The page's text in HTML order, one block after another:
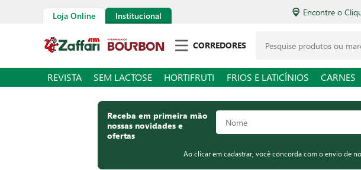
Loja Online Institucional Encontre o
CORREDORES
REVISTA SEM LACTOSE HORTIFRUTI FRIOS E LATICÍNIOS CARNES
Receba em primeira mão
nossas novidades e
ofertas
Ao clicar em cadastrar, você concorda com o envio de